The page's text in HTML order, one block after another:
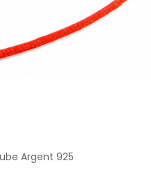
Argent 925